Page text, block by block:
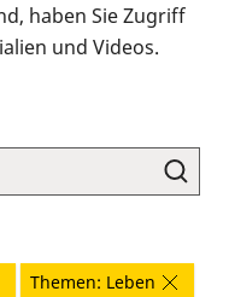
haben Sie Zugriff
und Videos.
Themen: Leben